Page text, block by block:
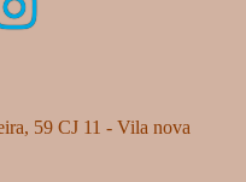
59 CJ 11 - Vila nova